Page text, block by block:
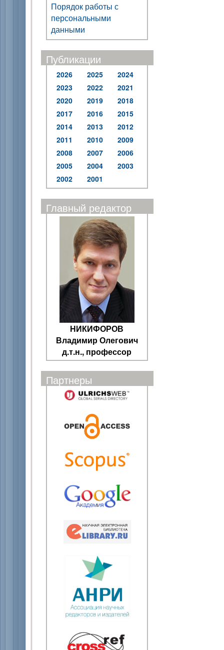
Порядок работы с
персональными
данными
Публикации
2026 2025
2024
2023
2022
2021
2020
2019
2018
2017
2016
2015
2014
2013
2012
2011
2010
2009
2008
2007
2006
2005
2004
2003
2002
2001
Главный редактор
НИКИФОРОВ
Владимир Олегович
д.т.н., профессор
Партнеры